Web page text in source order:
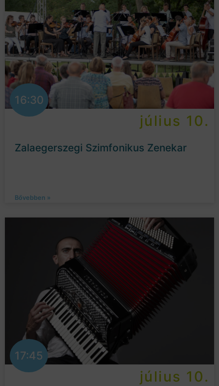
16:30
július 10.
Zalaegerszegi Szimfonikus Zenekar
Bővebben »
17:45
július 10.